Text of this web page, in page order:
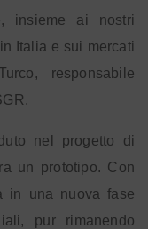
insieme ai nostri
Italia e sui mercati
responsabile
nel progetto di
un prototipo. Con
in una nuova fase
pur rimanendo